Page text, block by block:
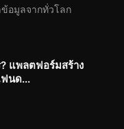
อมูลจากทั่วโลก
แพลตฟอร์มสร้าง
ฟนด...